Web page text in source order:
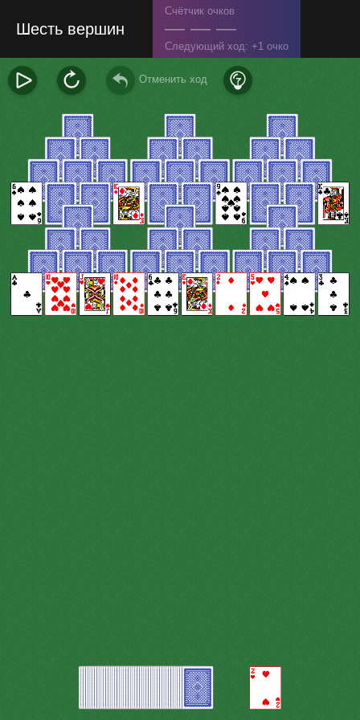
Шесть вершин
Счётчик очков
— — —
Следующий ход: 1 очко
Отменить ход